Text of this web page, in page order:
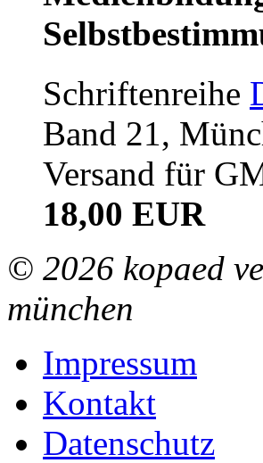
Schriftenreihe
Band 21,
Versand für
18,00 EUR
© 2026 kopaed
münchen
Impressum
Kontakt
Datenschutz